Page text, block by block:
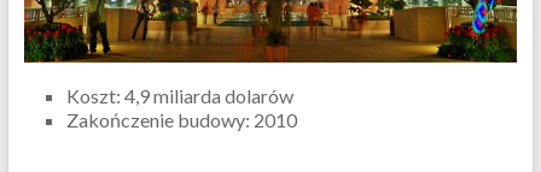
Koszt: 4,9 miliarda dolarów
Zakończenie budowy: 2010